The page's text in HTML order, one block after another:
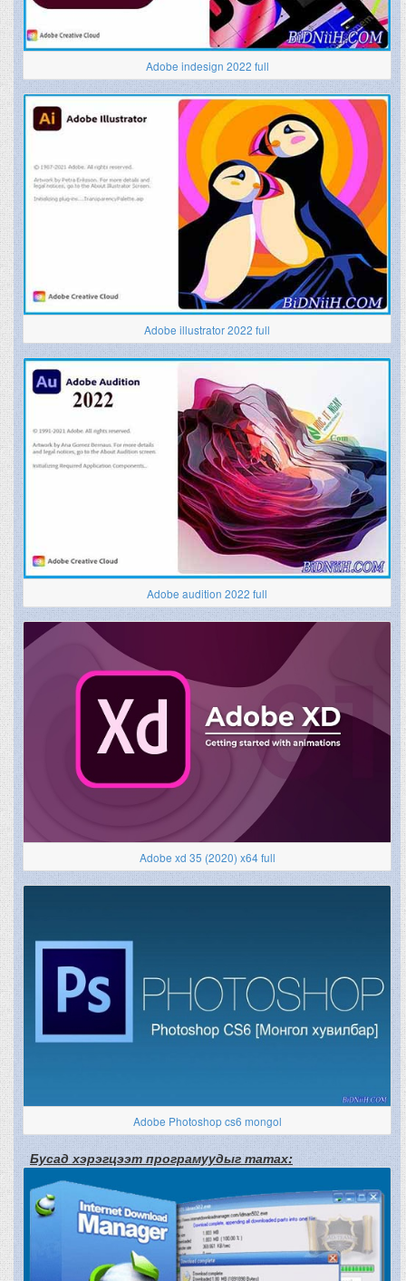
Adobe indesign 2022 full
Adobe illustrator 2022 full
Adobe audition 2022 full
Adobe xd 35 (2020) x64 full
Adobe Photoshop cs6 mongol
Бусад хэрэгцээт програмуудыг татах: